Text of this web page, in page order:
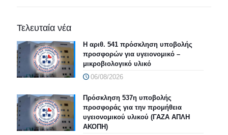
Τελευταία νέα
Η αριθ. 541 πρόσκληση υποβολής
προσφορών για υγειονομικό –
μικροβιολογικό υλικό
06/08/2026
Πρόσκληση 537η υποβολής
προσφοράς για την προμήθεια
υγειονομικού υλικού (ΓΑΖΑ ΑΠΛΗ
ΑΚΟΠΗ)